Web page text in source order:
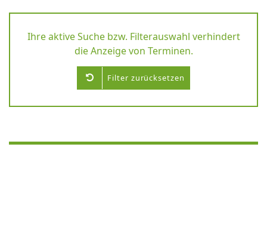
Ihre aktive Suche bzw. Filterauswahl verhindert
die Anzeige von Terminen.
Filter zurücksetzen